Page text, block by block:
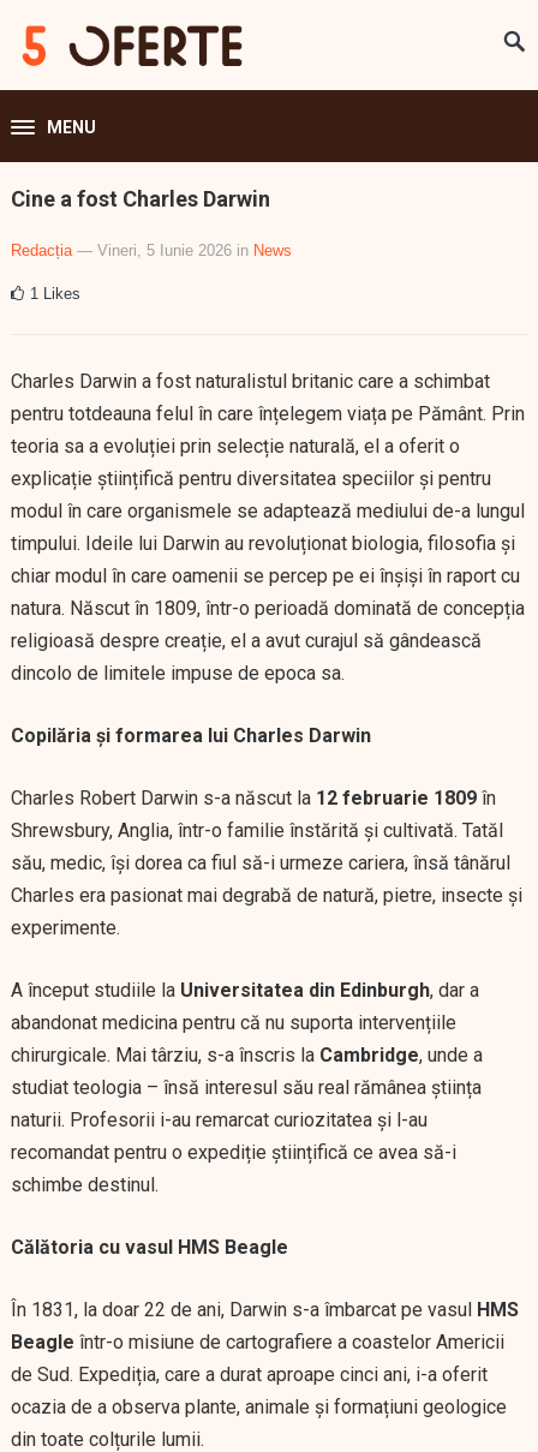
MENU
Cine a fost Charles Darwin
Redacția — Vineri, 5 Iunie 2026 in News
1 Likes
Charles Darwin a fost naturalistul britanic care a schimbat
pentru totdeauna felul în care înțelegem viața pe Pământ. Prin
teoria sa a evoluției prin selecție naturală, el a oferit o
explicație științifică pentru diversitatea speciilor și pentru
modul în care organismele se adaptează mediului de-a lungul
timpului. Ideile lui Darwin au revoluționat biologia, filosofia și
chiar modul în care oamenii se percep pe ei înșiși în raport cu
natura. Născut în 1809, într-o perioadă dominată de concepția
religioasă despre creație, el a avut curajul să gândească
dincolo de limitele impuse de epoca sa.
Copilăria și formarea lui Charles Darwin
Charles Robert Darwin s-a născut la 12 februarie 1809în
Shrewsbury, Anglia, într-o familie înstărită și cultivată. Tatăl
său, medic, își dorea ca fiul să-i urmeze cariera, însă tânărul
Charles era pasionat mai degrabă de natură, pietre, insecte și
experimente.
A început studiile la Universitatea din Edinburgh, dar a
abandonat medicina pentru că nu suporta intervențiile
chirurgicale. Mai târziu, s-a înscris la Cambridge, unde a
studiat teologia – însă interesul său real rămânea știința
naturii. Profesorii i-au remarcat curiozitatea și l-au
recomandat pentru o expediție științifică ce avea să-i
schimbe destinul.
Călătoria cu vasul HMS Beagle
În 1831, la doar 22 de ani, Darwin s-a îmbarcat pe vasul HMS
Beagle într-o misiune de cartografiere a coastelor Americii
de Sud. Expediția, care a durat aproape cinci ani, i-a oferit
ocazia de a observa plante, animale și formațiuni geologice
din toate colțurile lumii.